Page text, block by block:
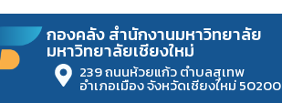
กองคลัง สำนักงานมหาวิทยาลัย
มหาวิทยาลัยเชียงใหม่
239 ถนนห้วยแก้ว ตำบลสุเทพ
อำเภอเมือง จังหวัดเชียงใหม่ 50200